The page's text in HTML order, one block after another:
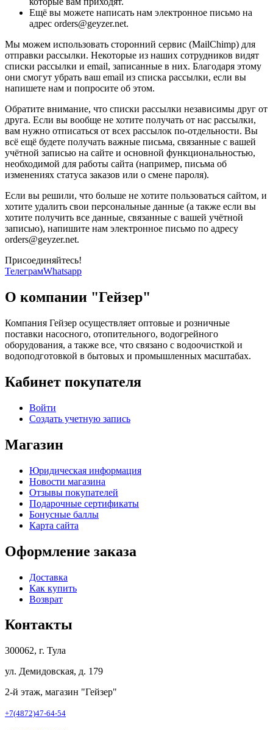
Ещё вы можете написать нам электронное письмо на
адрес orders@geyzer.net.
Мы можем использовать сторонний сервис (MailChimp) для
отправки рассылки. Некоторые из наших сотрудников видят
списки рассылки и email, записанные в них. Благодаря этому
они смогут убрать ваш email из списка рассылки, если вы
напишете нам и попросите об этом.
Обратите внимание, что списки рассылки независимы друг от
друга. Если вы вообще не хотите получать от нас рассылки,
вам нужно отписаться от всех рассылок по-отдельности. Вы
всё ещё будете получать важные письма, связанные с вашей
учётной записью на сайте и основной функциональностью,
необходимой для работы сайта (например, письма об
изменениях статуса заказов или о смене пароля).
Если вы решили, что больше не хотите пользоваться сайтом, и
хотите удалить свои персональные данные (а также если вы
хотите получить все данные, связанные с вашей учётной
записью), напишите нам электронное письмо по адресу
orders@geyzer.net.
Присоединяйтесь!
ТелеграмWhatsapp
О компании "Гейзер"
Компания Гейзер осуществляет оптовые и розничные
поставки насосного, отопительного, водогрейного
оборудования, а также все, что связано с водоочисткой и
водоподготовкой в бытовых и промышленных масштабах.
Кабинет покупателя
Войти
Создать учетную запись
Магазин
Юридическая информация
Новости магазина
Отзывы покупателей
Подарочные сертификаты
Бонусные баллы
Карта сайта
Оформление заказа
Доставка
Как купить
Возврат
Контакты
300062, г. Тула
ул. Демидовская, д. 179
2-й этаж, магазин "Гейзер"
+7(4872)47-64-54